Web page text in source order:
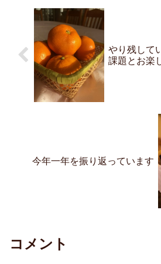
やり残して
課題とお楽
今年一年を振り返っています
コメント